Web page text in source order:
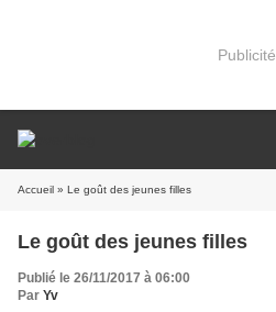
Publicité
Accueil » Le goût des jeunes filles
Le goût des jeunes filles
Publié le 26/11/2017 à 06:00
Par Yv